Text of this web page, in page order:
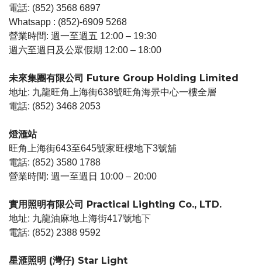
電話: (852) 3568 6897
Whatsapp : (852)-6909 5268
營業時間: 週一至週五 12:00 – 19:30
週六至週日及公眾假期 12:00 – 18:00
未來集團有限公司 Future Group Holding Limited
地址: 九龍旺角上海街638號旺角海景中心一樓全層
電話: (852) 3468 2053
燈滙站
旺角上海街643至645號家旺樓地下3號舖
電話: (852) 3580 1788
營業時間: 週一至週日 10:00 – 20:00
實用照明有限公司 Practical Lighting Co., LTD.
地址: 九龍油麻地上海街417號地下
電話: (852) 2388 9592
星滙照明 (灣仔) Star Light